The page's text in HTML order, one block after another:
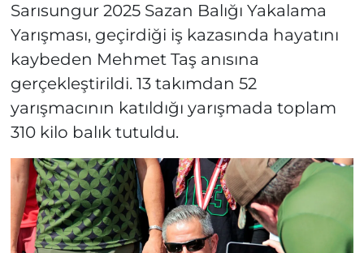
Sarısungur 2025 Sazan Balığı Yakalama
Yarışması, geçirdiği iş kazasında hayatını
kaybeden Mehmet Taş anısına
gerçekleştirildi. 13 takımdan 52
yarışmacının katıldığı yarışmada toplam
310 kilo balık tutuldu.